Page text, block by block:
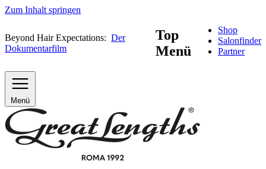
Zum Inhalt springen
Beyond Hair Expectations: Der
Dokumentarfilm
Top
Menü
Shop
Salonfinder
Partner
Menü